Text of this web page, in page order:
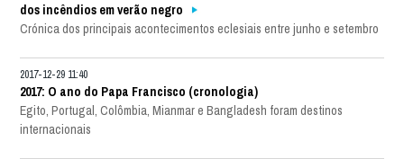
dos incêndios em verão negro
Crónica dos principais acontecimentos eclesiais entre junho e setembro
2017-12-29 11:40
2017: O ano do Papa Francisco (cronologia)
Egito, Portugal, Colômbia, Mianmar e Bangladesh foram destinos
internacionais